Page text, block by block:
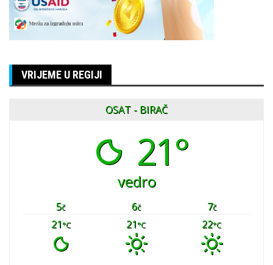
VRIJEME U REGIJI
OSAT - BIRAČ
21°
vedro
5č 6č 7č
21°C 21°C 22°C